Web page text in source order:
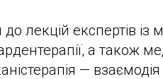
лекцій експертів із
а також
—